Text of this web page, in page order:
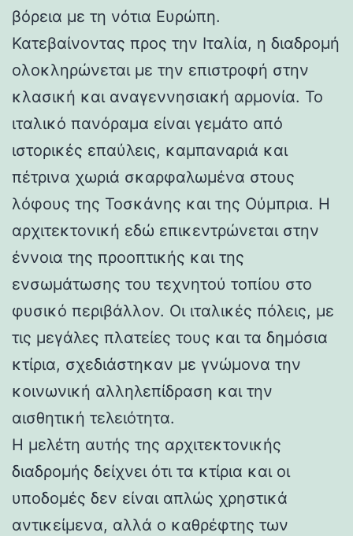
βόρεια με τη νότια Ευρώπη.
Κατεβαίνοντας προς την Ιταλία, η διαδρομή
ολοκληρώνεται με την επιστροφή στην
κλασική και αναγεννησιακή αρμονία. Το
ιταλικό πανόραμα είναι γεμάτο από
ιστορικές επαύλεις, καμπαναριά και
πέτρινα χωριά σκαρφαλωμένα στους
λόφους της Τοσκάνης και της Ούμπρια. Η
αρχιτεκτονική εδώ επικεντρώνεται στην
έννοια της προοπτικής και της
ενσωμάτωσης του τεχνητού τοπίου στο
φυσικό περιβάλλον. Οι ιταλικές πόλεις, με
τις μεγάλες πλατείες τους και τα δημόσια
κτίρια, σχεδιάστηκαν με γνώμονα την
κοινωνική αλληλεπίδραση και την
αισθητική τελειότητα.
Η μελέτη αυτής της αρχιτεκτονικής
διαδρομής δείχνει ότι τα κτίρια και οι
υποδομές δεν είναι απλώς χρηστικά
αντικείμενα, αλλά ο καθρέφτης των